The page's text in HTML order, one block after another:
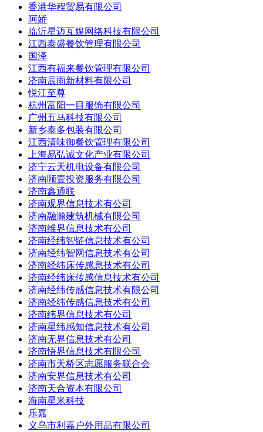
香港华程贸易有限公司
阿娇
临沂星迈互娱网络科技有限公司
江西泰盛餐饮管理有限公司
国泽
江西有福来餐饮管理有限公司
济南辰雨新材料有限公司
悦江至尊
杭州富阳一目服饰有限公司
广州五马科技有限公司
新乡泰多包装有限公司
江西清味御餐饮管理有限公司
上海易弘诚文化产业有限公司
济宁云天机电设备有限公司
济南颐壹投资服务有限公司
济南鑫通联
济南观界信息技术有公司
济南融瀚建筑机械有限公司
济南维界信息技术有公司
济南经纬智链信息技术有公司
济南经纬智网信息技术有公司
济南经纬床传感息技术有公司
济南经纬床传感信息技术有公司
济南经纬传感信息技术有限公司
济南经纬传感信息技术有公司
济南纬界信息技术有公司
济南星纬感知信息技术有公司
济南无界信息技术有公司
济南悟界信息技术有限公司
济南市天桥区志愿服务联合会
济南安界信息技术有公司
济南天合资本有限公司
海南星米科技
乐嘉
义乌市利嘉户外用品有限公司